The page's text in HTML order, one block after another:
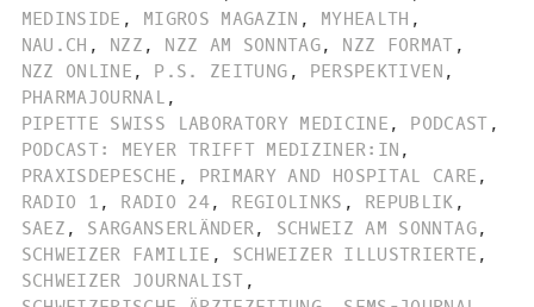
MEDINSIDE , MIGROS MAGAZIN , MYHEALTH ,
NAU.CH , NZZ , NZZ AM SONNTAG, NZZ FORMAT ,
NZZ ONLINE , P.S. ZEITUNG , PERSPEKTIVEN ,
PHARMAJOURNAL ,
PIPETTE SWISS LABORATORY MEDICINE , PODCAST ,
PODCAST: MEYER TRIFFT MEDIZINER:IN ,
PRAXISDEPESCHE , PRIMARY AND HOSPITAL CARE ,
RADIO 1 , RADIO 24, REGIOLINKS , REPUBLIK ,
SAEZ , SARGANSERLÄNDER, SCHWEIZ AM SONNTAG,
SCHWEIZER FAMILIE , SCHWEIZER ILLUSTRIERTE ,
SCHWEIZER JOURNALIST ,